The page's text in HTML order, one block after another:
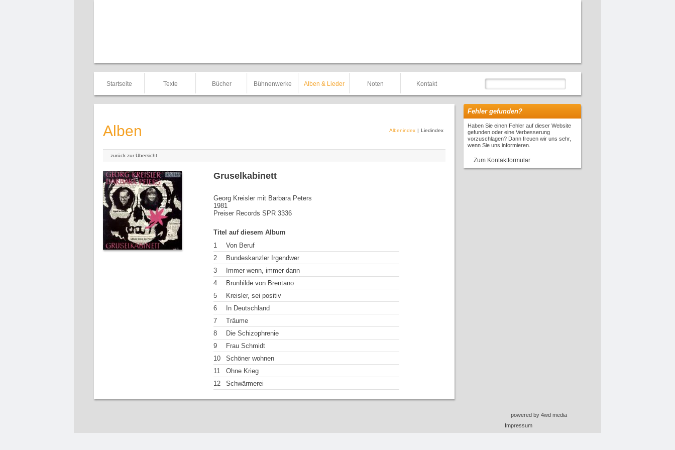
Startseite Texte Bücher Bühnenwerke Alben & Lieder Noten Kontakt
Alben Albenindex | Liedindex
zurück zur Übersicht
Gruselkabinett
Georg Kreisler mit Barbara Peters
1981
Preiser Records SPR 3336
Titel auf diesem Album
1
Von Beruf
2
Bundeskanzler Irgendwer
3
Immer wenn, immer dann
4
Brunhilde von Brentano
5
Kreisler, sei positiv
6
In Deutschland
7
Träume
8
Die Schizophrenie
9
Frau Schmidt
10
Schöner wohnen
11
Ohne Krieg
12
Schwärmerei
Fehler gefunden?
Haben Sie einen Fehler auf dieser Website
gefunden oder eine Verbesserung
vorzuschlagen? Dann freuen wir uns sehr,
wenn Sie uns informieren.
Zum Kontaktformular
powered by 4wd media
Impressum